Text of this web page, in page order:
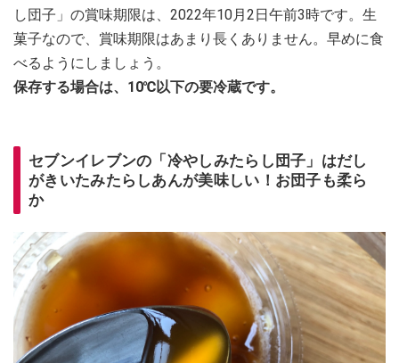
し団子」の賞味期限は、2022年10月2日午前3時です。生
菓子なので、賞味期限はあまり長くありません。早めに食
べるようにしましょう。
保存する場合は、10℃以下の要冷蔵です。
セブンイレブンの「冷やしみたらし団子」はだし
がきいたみたらしあんが美味しい！お団子も柔ら
か